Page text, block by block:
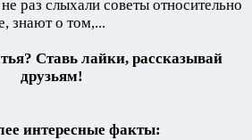
раз слыхали советы относительно
знают о том,...
Ставь лайки, рассказывай
друзьям!
интересные факты: